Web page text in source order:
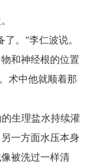
。”李仁波说。
和神经根的位置
术中他就顺着那
生理盐水持续灌
一方面水压本身
被洗过一样清